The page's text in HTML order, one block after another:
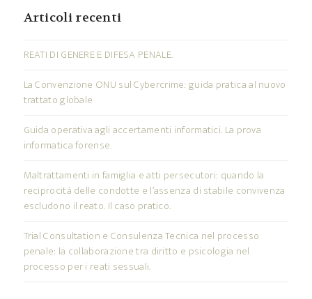
Articoli recenti
REATI DI GENERE E DIFESA PENALE.
La Convenzione ONU sul Cybercrime: guida pratica al nuovo
trattato globale
Guida operativa agli accertamenti informatici. La prova
informatica forense.
Maltrattamenti in famiglia e atti persecutori: quando la
reciprocità delle condotte e l’assenza di stabile convivenza
escludono il reato. Il caso pratico.
Trial Consultation e Consulenza Tecnica nel processo
penale: la collaborazione tra diritto e psicologia nel
processo per i reati sessuali.